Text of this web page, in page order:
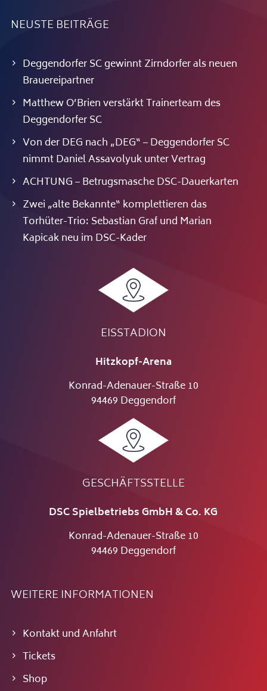
NEUSTE BEITRÄGE
Deggendorfer SC gewinnt Zirndorfer als neuen
Brauereipartner
Matthew O’Brien verstärkt Trainerteam des
Deggendorfer SC
Von der DEG nach „DEG“ – Deggendorfer SC
nimmt Daniel Assavolyuk unter Vertrag
ACHTUNG – Betrugsmasche DSC-Dauerkarten
Zwei „alte Bekannte“ komplettieren das
Torhüter-Trio: Sebastian Graf und Marian
Kapicak neu im DSC-Kader
EISSTADION
Hitzkopf-Arena
Konrad-Adenauer-Straße 10
94469 Deggendorf
GESCHÄFTSSTELLE
DSC Spielbetriebs GmbH & Co. KG
Konrad-Adenauer-Straße 10
94469 Deggendorf
WEITERE INFORMATIONEN
Kontakt und Anfahrt
Tickets
Shop